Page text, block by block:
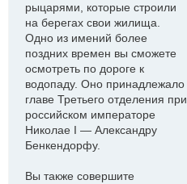
рыцарями, которые строили
на берегах свои жилища.
Одно из имений более
поздних времен вы сможете
осмотреть по дороге к
водопаду. Оно принадлежало
главе Третьего отделения при
российском императоре
Николае I — Александру
Бенкендорфу.
Вы также совершите